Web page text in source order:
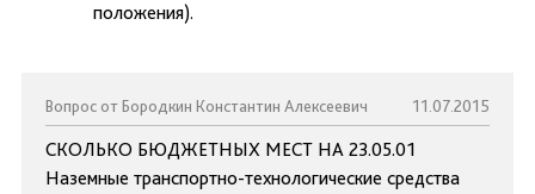
положения).
Вопрос от Бородкин Константин Алексеевич 11.07.2015
СКОЛЬКО БЮДЖЕТНЫХ МЕСТ НА 23.05.01
Наземные транспортно-технологические средства